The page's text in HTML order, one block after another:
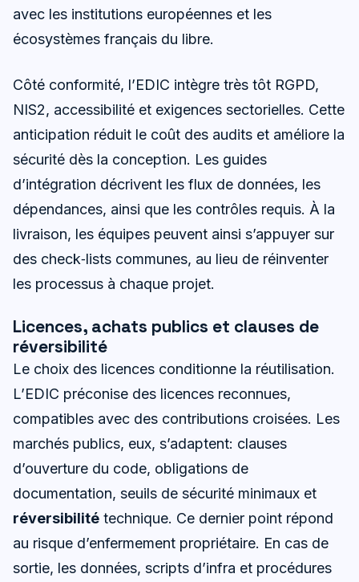
avec les institutions européennes et les
écosystèmes français du libre.
Côté conformité, l’EDIC intègre très tôt RGPD,
NIS2, accessibilité et exigences sectorielles. Cette
anticipation réduit le coût des audits et améliore la
sécurité dès la conception. Les guides
d’intégration décrivent les flux de données, les
dépendances, ainsi que les contrôles requis. À la
livraison, les équipes peuvent ainsi s’appuyer sur
des check‑lists communes, au lieu de réinventer
les processus à chaque projet.
Licences, achats publics et clauses de
réversibilité
Le choix des licences conditionne la réutilisation.
L’EDIC préconise des licences reconnues,
compatibles avec des contributions croisées. Les
marchés publics, eux, s’adaptent: clauses
d’ouverture du code, obligations de
documentation, seuils de sécurité minimaux et
réversibilité technique. Ce dernier point répond
au risque d’enfermement propriétaire. En cas de
sortie, les données, scripts d’infra et procédures